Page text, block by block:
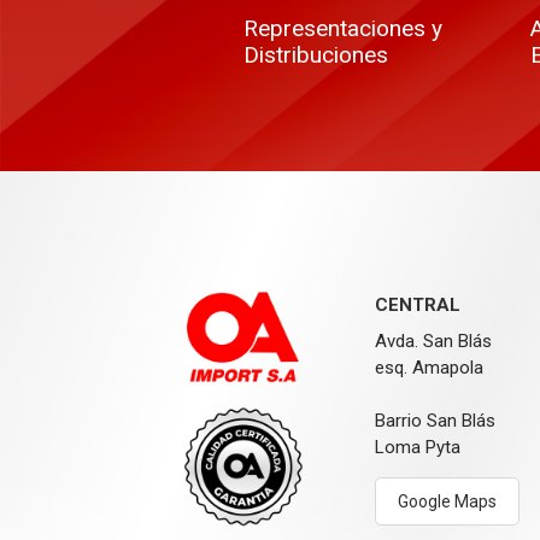
Representaciones y
Distribuciones
CENTRAL
Avda. San Blás
esq. Amapola
Barrio San Blás
Loma Pyta
Google Maps